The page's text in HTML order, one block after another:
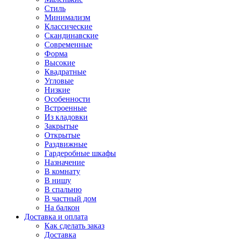
Стиль
Минимализм
Классические
Скандинавские
Современные
Форма
Высокие
Квадратные
Угловые
Низкие
Особенности
Встроенные
Из кладовки
Закрытые
Открытые
Раздвижные
Гардеробные шкафы
Назначение
В комнату
В нишу
В спальню
В частный дом
На балкон
Доставка и оплата
Как сделать заказ
Доставка